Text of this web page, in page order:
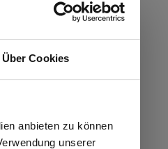
Über Cookies
anbieten zu können
unserer
g/m²/24h